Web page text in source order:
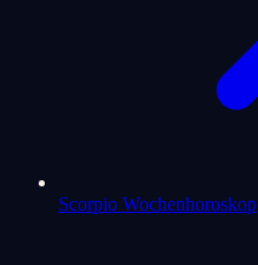
Scorpio Wochenhoroskop